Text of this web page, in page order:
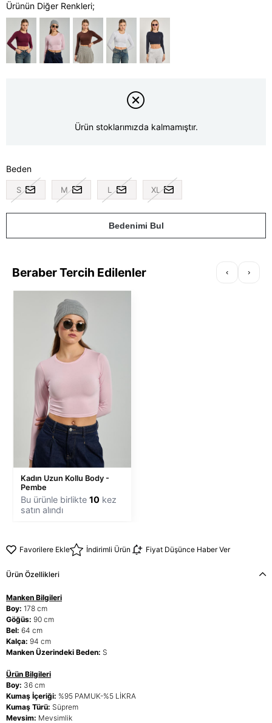
Ürünün Diğer Renkleri;
Ürün stoklarımızda kalmamıştır.
Beden
S M L XL
Bedenimi Bul
Beraber Tercih Edilenler ‹ ›
Kadın Uzun Kollu Body -
Pembe
Bu ürünle birlikte 10 kez
satın alındı
Favorilere Ekle İndirimli Ürün Fiyat Düşünce Haber Ver
Ürün Özellikleri
Manken Bilgileri
Boy: 178 cm
Göğüs: 90 cm
Bel: 64 cm
Kalça: 94 cm
Manken Üzerindeki Beden: S
Ürün Bilgileri
Boy: 36 cm
Kumaş İçeriği: %95 PAMUK-%5 LİKRA
Kumaş Türü: Süprem
Mevsim: Mevsimlik